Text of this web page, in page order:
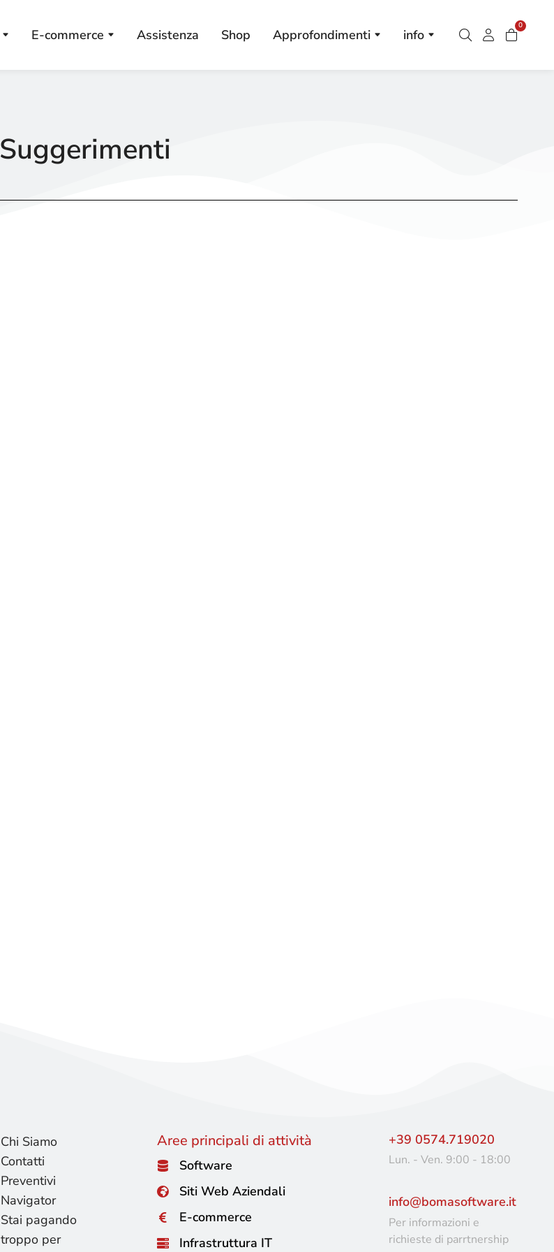
E-commerce Assistenza Shop Approfondimenti info
0
Suggerimenti
Chi Siamo
Contatti
Preventivi
Navigator
Stai pagando
troppo per
Aree principali di attività
Software
Siti Web Aziendali
E-commerce
Infrastruttura IT
+39 0574.719020
Lun. - Ven. 9:00 - 18:00
info@bomasoftware.it
Per informazioni e
richieste di parrtnership